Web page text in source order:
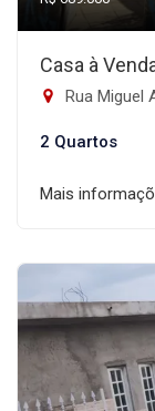
Casa à
Rua Miguel
2 Quartos
Mais